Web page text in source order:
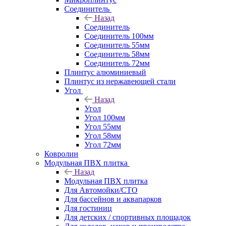
Соединитель
Назад
Соединитель
Соединитель 100мм
Соединитель 55мм
Соединитель 58мм
Соединитель 72мм
Плинтус алюминиевый
Плинтус из нержавеющей стали
Угол
Назад
Угол
Угол 100мм
Угол 55мм
Угол 58мм
Угол 72мм
Ковролин
Модульная ПВХ плитка
Назад
Модульная ПВХ плитка
Для Автомойки/СТО
Для бассейнов и аквапарков
Для гостиниц
Для детских / спортивных площадок